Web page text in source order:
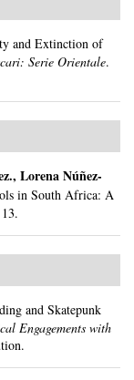
and Extinction of
Serie Orientale.
Lorena Núñez-
in South Africa: A
13.
and Skatepunk
Engagements with